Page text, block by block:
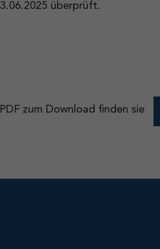
überprüft.
zum Download finden sie